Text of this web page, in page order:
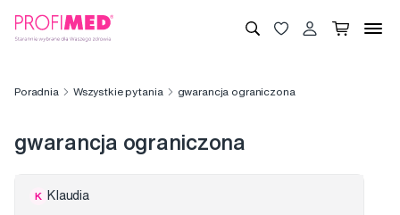
Poradnia Wszystkie pytania gwarancja ograniczona
gwarancja ograniczona
K Klaudia